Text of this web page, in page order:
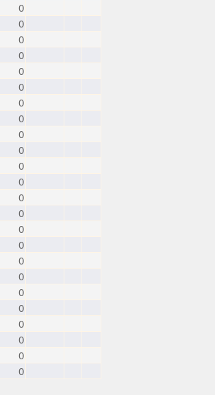
0
0
0
0
0
0
0
0
0
0
0
0
0
0
0
0
0
0
0
0
0
0
0
0